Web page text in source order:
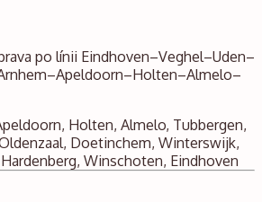
po línii Eindhoven–Veghel–Uden–
Holten, Almelo, Tubbergen,
Doetinchem, Winterswijk,
Winschoten, Eindhoven